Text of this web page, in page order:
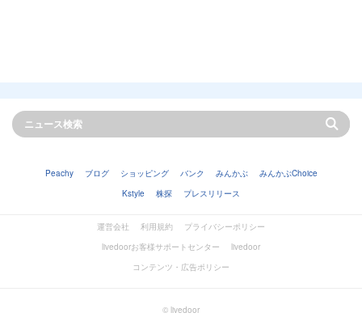
Peachy ブログ ショッピング バンク みんかぶ
みんかぶChoice
Kstyle
株探 プレスリリース
運営会社 利用規約
プライバシーポリシー
livedoorお客様サポートセンター
livedoor
コンテンツ・広告ポリシー
© livedoor